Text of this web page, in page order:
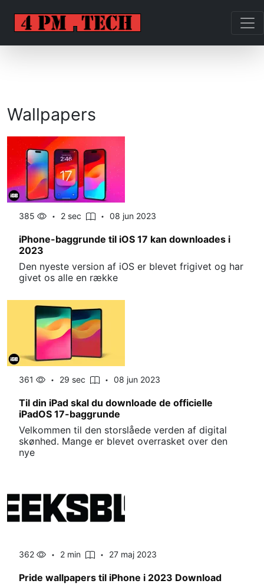
Wallpapers
385 2 sec 08 jun 2023
iPhone-baggrunde til iOS 17 kan downloades i
2023
Den nyeste version af iOS er blevet frigivet og har
givet os alle en række
361 29 sec 08 jun 2023
Til din iPad skal du downloade de officielle
iPadOS 17-baggrunde
Velkommen til den storslåede verden af ​​digital
skønhed. Mange er blevet overrasket over den
nye
362 2 min 27 maj 2023
Pride wallpapers til iPhone i 2023 Download